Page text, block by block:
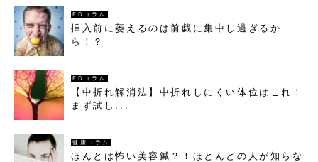
EDコラム
挿入前に萎えるのは前戯に集中し過ぎるか
ら！？
EDコラム
【中折れ解消法】中折れしにくい体位はこれ！
まず試し...
健康コラム
ほんとは怖い美容鍼？！ほとんどの人が知らな